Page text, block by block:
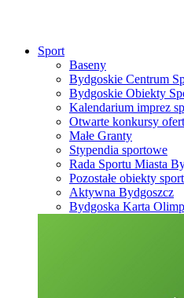
Sport
Baseny
Bydgoskie Centrum
Bydgoskie Obiekty
Kalendarium imprez
Otwarte konkursy ofert
Małe Granty
Stypendia sportowe
Rada Sportu Miasta
Pozostałe obiekty
Aktywna Bydgoszcz
Bydgoska Karta